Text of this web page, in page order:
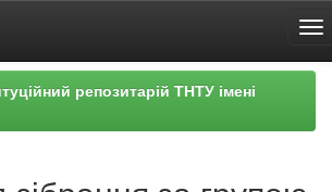
репозитарій ТНТУ імені